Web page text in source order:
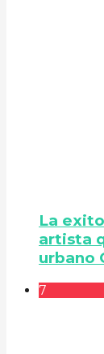
La
artista
urbano
7